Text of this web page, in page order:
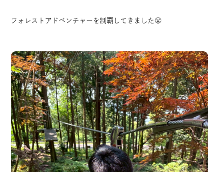
フォレストアドベンチャーを制覇してきました😤